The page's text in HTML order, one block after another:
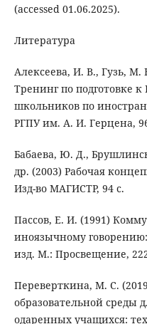
(accessed 01.06.2025).
Литература
Алексеева, И. В., Гузь, М.
Тренинг по подготовке
школьников по
РГПУ им. А. И. Герцена,
Бабаева, Ю. Д.,
др. (2003) Рабочая
Изд-во МАГИСТР, 94 с.
Пассов, Е. И. (1991)
иноязычному
изд. М.: Просвещение,
Переверткина, М. С.
образовательной среды
одаренных учащихся: